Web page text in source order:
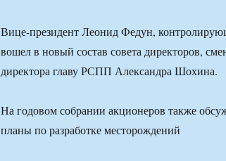
Вице-президент Леонид Федун,
вошел в новый состав совета директоров,
директора главу РСПП Александра Шохина.
На годовом собрании акционеров также
планы по разработке месторождений